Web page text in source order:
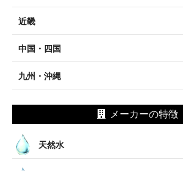
近畿
中国・四国
九州・沖縄
メーカーの特徴
天然水